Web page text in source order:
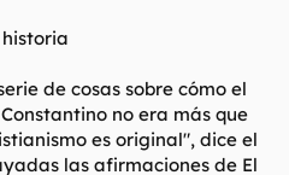
de cosas sobre cómo el
no era más que
es original", dice el
las afirmaciones de El